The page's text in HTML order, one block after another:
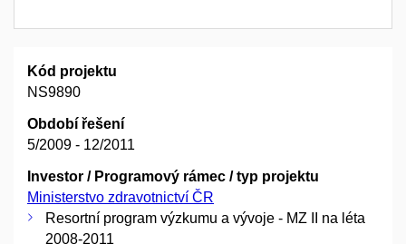
Kód projektu
NS9890
Období řešení
5/2009 - 12/2011
Investor / Programový rámec / typ projektu
Ministerstvo zdravotnictví ČR
Resortní program výzkumu a vývoje - MZ II na léta
2008-2011